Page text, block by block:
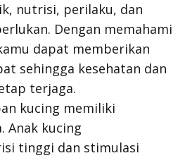
nutrisi, perilaku, dan
Dengan memahami
dapat memberikan
sehingga kesehatan dan
terjaga.
kucing memiliki
Anak kucing
tinggi dan stimulasi